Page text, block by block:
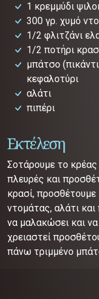
1 κρεμμύδι
300 γρ. χυμό
1/2 φλιτζάνι
1/2 ποτήρι
μπάτσο
κεφαλοτύρι
αλάτι
πιπέρι
Εκτέλεση
Σοτάρουμε το κρέας
πλευρές και
κρασί, προσθέτουμε
ντομάτας, αλάτι και
να μαλακώσει και
χρειαστεί
πάνω τριμμένο